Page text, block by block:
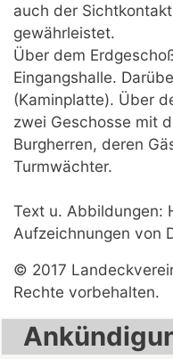
auch der
gewährleistet.
Über dem
Eingangshalle.
(Kaminplatte). Über
zwei Geschosse mit
Burgherren, deren
Turmwächter.
Text u. Abbildungen:
Aufzeichnungen von
© 2017
Rechte vorbehalten.